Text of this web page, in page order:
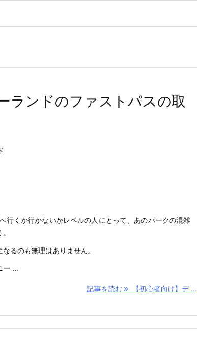
ランドのファストパスの取
行くか行かないかレベルの人にとって、あのパークの混雑
るのも無理はありません。
ー ...
記事を読む 【初心者向け】デ ...